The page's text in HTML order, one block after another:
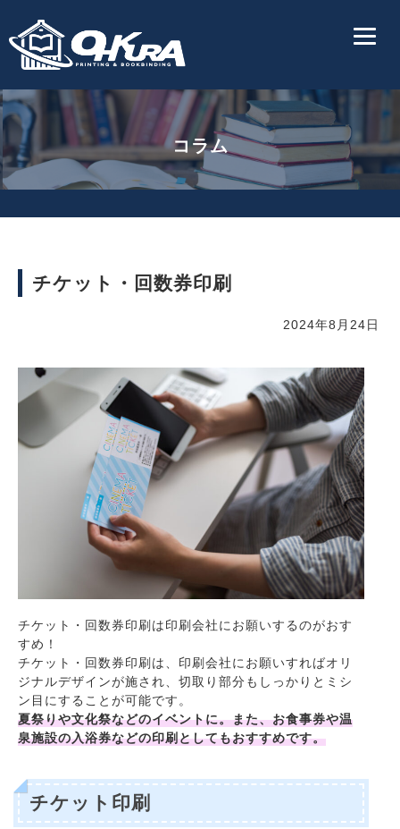
コラム
チケット・回数券印刷
2024年8月24日
チケット・回数券印刷は印刷会社にお願いするのがおす
すめ！
チケット・回数券印刷は、印刷会社にお願いすればオリ
ジナルデザインが施され、切取り部分もしっかりとミシ
ン目にすることが可能です。
夏祭りや文化祭などのイベントに。また、お食事券や温
泉施設の入浴券などの印刷としてもおすすめです。
チケット印刷